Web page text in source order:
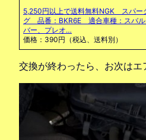
5,250円以上で送料無料NGK スパー
グ 品番：BKR6E 適合車種：スバ
バー、プレオ…
価格：390円（税込、送料別）
交換が終わったら、お次はエ